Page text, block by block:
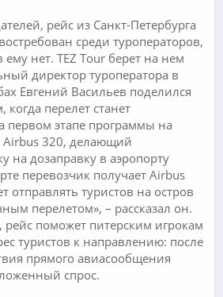
рейс из Санкт-Петербурга
среди туроператоров,
ему нет. TEZ Tour берет на нем
директор туроператора в
Евгений Васильев поделился
перелет станет
первом этапе программы на
Airbus 320, делающий
на дозаправку в аэропорту
перевозчик получает Airbus
отправлять туристов на остров
перелетом», – рассказал он.
рейс поможет питерским игрокам
туристов к направлению: после
прямого авиасообщения
спрос.